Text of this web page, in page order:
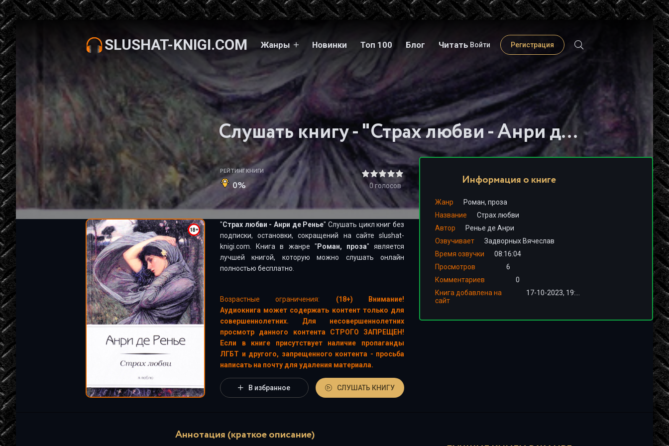
SLUSHAT-KNIGI.COM Жанры Новинки Топ 100 Блог Читать Войти Регистрация
Слушать книгу - "Страх любви - Анри де Ренье"
РЕЙТИНГ КНИГИ
0% 0голосов
"Страх любви - Анри де Ренье" Слушать цикл книг без
подписки, остановки, сокращений на сайте slushat-
knigi.com. Книга в жанре " Роман, проза" является
лучшей книгой, которую можно слушать онлайн
полностью бесплатно.
Возрастные ограничения:
(18+) Внимание!
Аудиокнига может содержать контент только для
совершеннолетних. Для несовершеннолетних
просмотр данного контента СТРОГО ЗАПРЕЩЕН!
Если в книге присутствует наличие пропаганды
ЛГБТ и другого, запрещенного контента - просьба
написать на почту для удаления материала.
В избранное СЛУШАТЬ КНИГУ
Информация о книге
Жанр
Роман, проза
Название
Страх любви
Автор
Ренье де Анри
Озвучивает
Задворных Вячеслав
Время озвучки
08:16:04
Просмотров
6
Комментариев
0
Книга добавлена на
сайт
Аннотация (краткое описание)